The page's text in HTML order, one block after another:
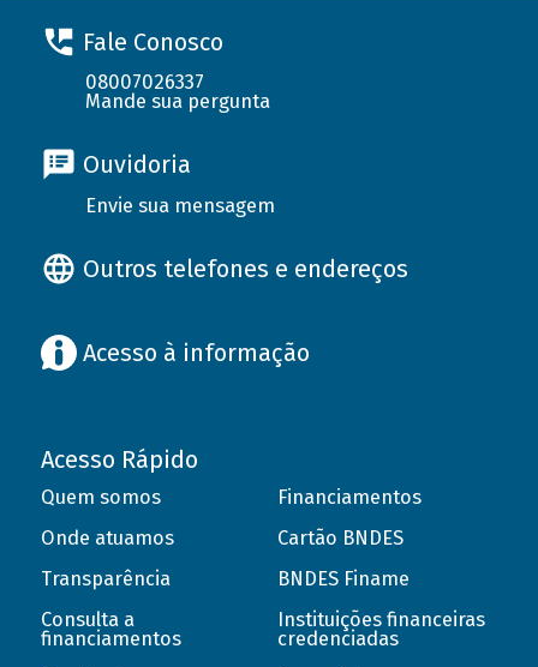
Fale Conosco
08007026337
Mande sua pergunta
Ouvidoria
Envie sua mensagem
Outros telefones e endereços
Acesso à informação
Acesso Rápido
Quem somos
Onde atuamos
Transparência
Consulta a
financiamentos
Financiamentos
Cartão BNDES
BNDES Finame
Instituições financeiras
credenciadas